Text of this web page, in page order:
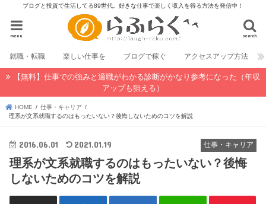
ブログと投資で生活してる89世代。好きな仕事で楽しく収入を得る方法を発信中！
search
menu
就職・転職 楽しい仕事を ブログで稼ぐ アクセスアップ方法
【無料】仕事での強みと適職がわかる診断がかなり参考になった（年収
アップも狙える）
HOME
仕事・キャリア
理系が文系就職するのはもったいない？後悔しないためのコツを解説
仕事・キャリア
2016.06.01 2021.01.19
理系が文系就職するのはもったいない？後悔
しないためのコツを解説